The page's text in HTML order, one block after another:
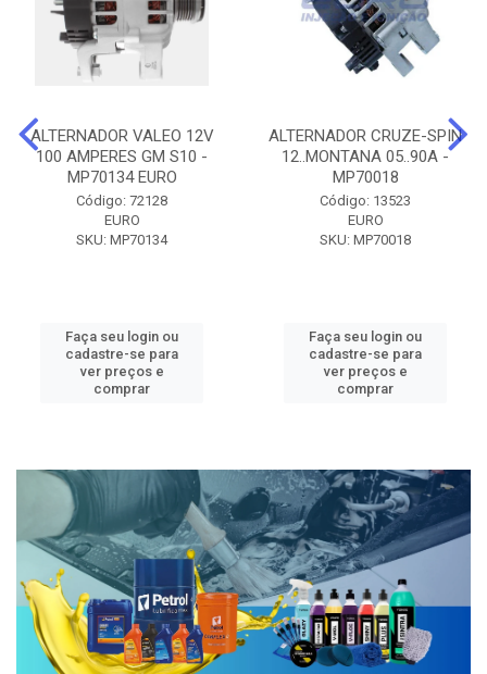
ALTERNADOR VALEO 12V
100 AMPERES GM S10 -
MP70134 EURO
Código: 72128
EURO
SKU: MP70134
Faça seu login ou
cadastre-se para
ver preços e
comprar
ALTERNADOR CRUZE-SPIN
12..MONTANA 05..90A -
MP70018
Código: 13523
EURO
SKU: MP70018
Faça seu login ou
cadastre-se para
ver preços e
comprar